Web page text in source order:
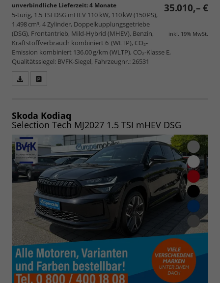
35.010,– €
inkl. 19% MwSt.
unverbindliche Lieferzeit:4 Monate
5-türig, 1.5 TSI DSG mHEV 110 kW, 110 kW (150 PS),
1.498 cm³, 4 Zylinder, Doppelkupplungsgetriebe
(DSG), Frontantrieb, Mild-Hybrid (MHEV), Benzin,
Kraftstoffverbrauch kombiniert 6 (WLTP), CO₂-
Emission kombiniert 136.00 g/km (WLTP), CO₂-Klasse E,
Qualitätssiegel: BVFK-Siegel, Fahrzeugnr.: 26531
speichern/drucken
Skoda Kodiaq
Selection Tech MJ2027 1.5 TSI mHEV DSG